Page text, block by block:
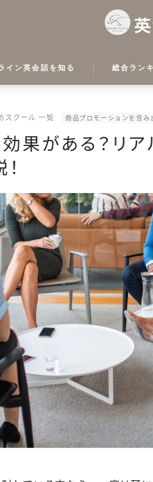
イン英会話を知る 総合ラン
スクール 一覧 商品プロモーションを含み
効果がある？リ